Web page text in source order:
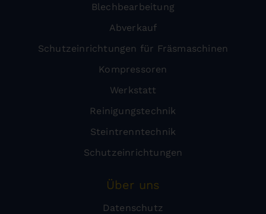
Blechbearbeitung
Abverkauf
Schutzeinrichtungen für Fräsmaschinen
Kompressoren
Werkstatt
Reinigungstechnik
Steintrenntechnik
Schutzeinrichtungen
Über uns
Datenschutz